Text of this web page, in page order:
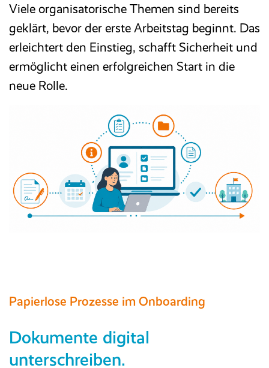
Viele organisatorische Themen sind bereits
geklärt, bevor der erste Arbeitstag beginnt. Das
erleichtert den Einstieg, schafft Sicherheit und
ermöglicht einen erfolgreichen Start in die
neue Rolle.
Papierlose Prozesse im Onboarding
Dokumente digital
unterschreiben.